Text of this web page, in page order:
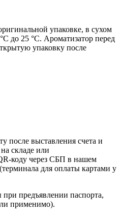
упаковке, в сухом
до 25 °C. Ароматизатор перед
упаковку после
после выставления счета и
складе или
коду через СБП в нашем
для оплаты картами у
при предъявлении паспорта,
применимо).